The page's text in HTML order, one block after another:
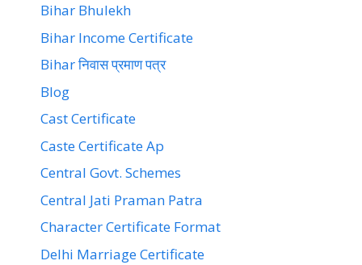
Bihar Bhulekh
Bihar Income Certificate
Bihar निवास प्रमाण पत्र
Blog
Cast Certificate
Caste Certificate Ap
Central Govt. Schemes
Central Jati Praman Patra
Character Certificate Format
Delhi Marriage Certificate